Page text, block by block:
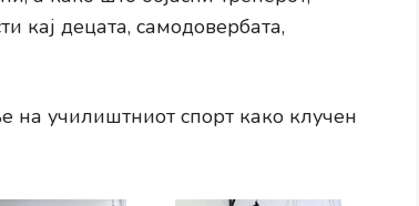
кај децата, самодовербата,
училиштниот спорт како клучен